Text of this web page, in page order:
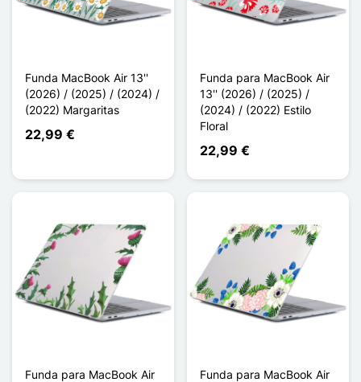
Funda MacBook Air 13''
(2026) / (2025) / (2024) /
(2022) Margaritas
22,99 €
Funda para MacBook Air
13'' (2026) / (2025) /
(2024) / (2022) Estilo
Floral
22,99 €
Funda para MacBook Air
Funda para MacBook Air